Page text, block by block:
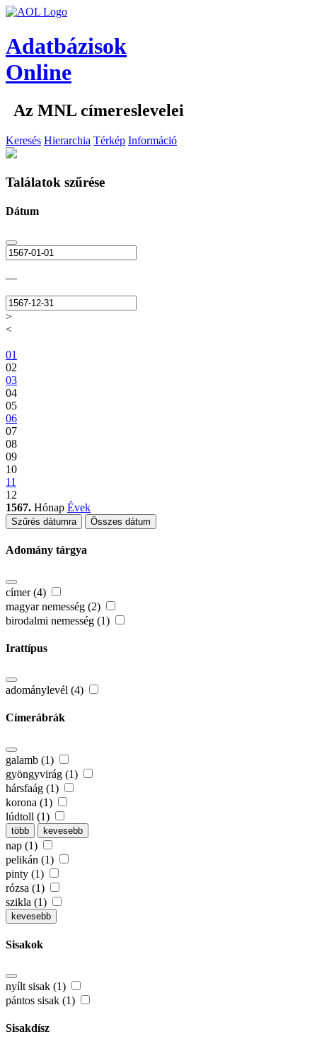
Adatbázisok
Online
Az MNL címereslevelei
Keresés Hierarchia Térkép Információ
Találatok szűrése
Dátum
—
>
<
01
02
03
04
05
06
07
08
09
10
11
12
1567. Hónap Évek
Szűrés dátumra Összes dátum
Adomány tárgya
címer (4)
magyar nemesség (2)
birodalmi nemesség (1)
Irattípus
adománylevél (4)
Címerábrák
galamb (1)
gyöngyvirág (1)
hársfaág (1)
korona (1)
lúdtoll (1)
több kevesebb
nap (1)
pelikán (1)
pinty (1)
rózsa (1)
szikla (1)
kevesebb
Sisakok
nyílt sisak (1)
pántos sisak (1)
Sisakdísz